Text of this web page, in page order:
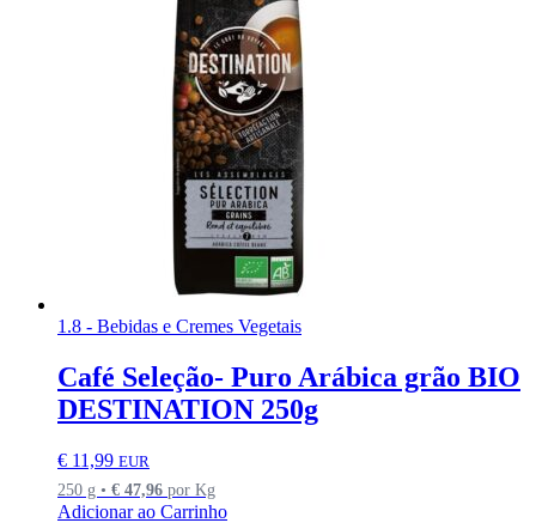
1.8 - Bebidas e Cremes Vegetais
Café Seleção- Puro Arábica grão BIO
DESTINATION 250g
€ 11,99 EUR
250 g • € 47,96 por Kg
Adicionar ao Carrinho